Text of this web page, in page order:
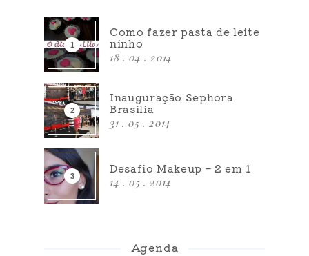
Como fazer pasta de leite
ninho
18 . 04 . 2014
Inauguração Sephora
Brasília
31 . 05 . 2014
Desafio Makeup – 2 em 1
14 . 05 . 2014
Agenda